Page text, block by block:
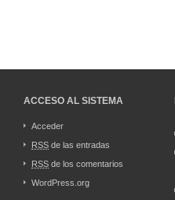
ACCESO AL SISTEMA
Acceder
RSS de las entradas
RSS de los comentarios
WordPress.org